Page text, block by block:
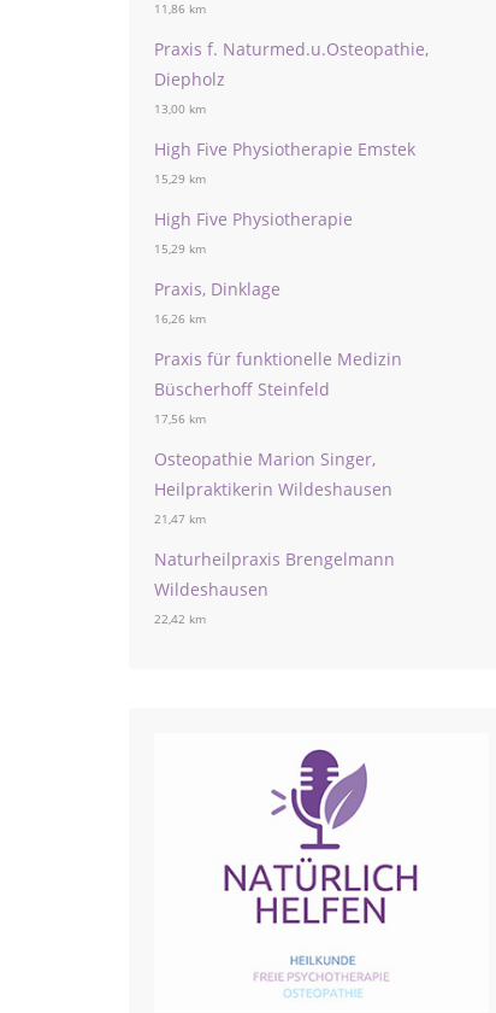
11,86 km
Praxis f. Naturmed.u.Osteopathie,
Diepholz
13,00 km
High Five Physiotherapie Emstek
15,29 km
High Five Physiotherapie
15,29 km
Praxis, Dinklage
16,26 km
Praxis für funktionelle Medizin
Büscherhoff Steinfeld
17,56 km
Osteopathie Marion Singer,
Heilpraktikerin Wildeshausen
21,47 km
Naturheilpraxis Brengelmann
Wildeshausen
22,42 km